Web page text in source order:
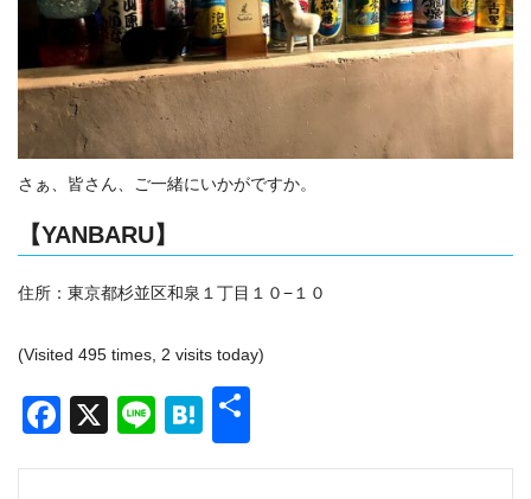
さぁ、皆さん、ご一緒にいかがですか。
【YANBARU】
住所：東京都杉並区和泉１丁目１０−１０
(Visited 495 times, 2 visits today)
Facebook
X LineHatena